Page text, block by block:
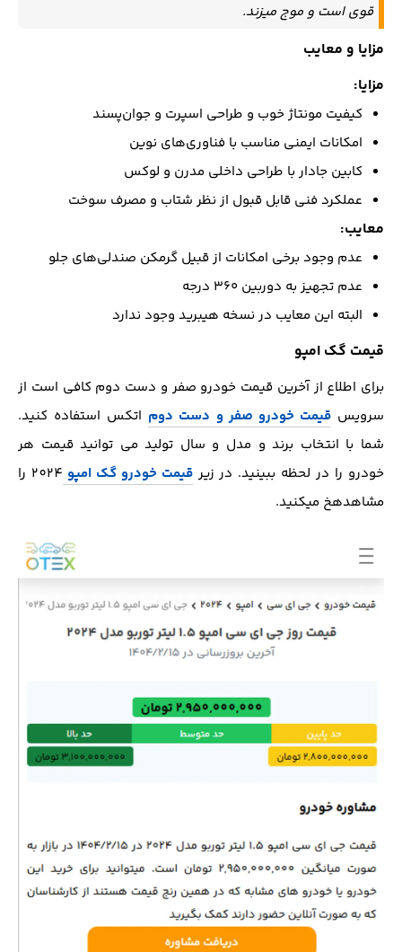
قوی است و موج میزند.
مزایا و معایب
مزایا:
کیفیت مونتاژ خوب و طراحی اسپرت و جوان‌پسند
امکانات ایمنی مناسب با فناوری‌های نوین
کابین جادار با طراحی داخلی مدرن و لوکس
عملکرد فنی قابل قبول از نظر شتاب و مصرف سوخت
معایب:
عدم وجود برخی امکانات از قبیل گرمکن صندلی‌های جلو
عدم تجهیز به دوربین ۳۶۰ درجه
البته این معایب در نسخه هیبرید وجود ندارد
قیمت گک امپو
برای اطلاع از آخرین قیمت خودرو صفر و دست دوم کافی است از
سرویسقیمت خودرو صفر و دست دوم اتکس استفاده کنید.
شما با انتخاب برند و مدل و سال تولید می توانید قیمت هر
خودرو را در لحظه ببینید. در زیرقیمت خودرو گک امپو
2024 را
مشاهدهخ میکنید.